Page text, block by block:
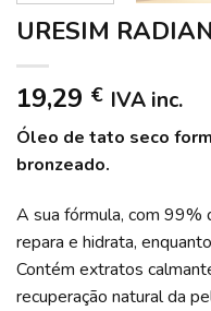
URESIM
19,29 € IVA inc.
Óleo de tato seco
bronzeado.
A sua fórmula, com 99%
repara e hidrata,
Contém extratos
recuperação natural da